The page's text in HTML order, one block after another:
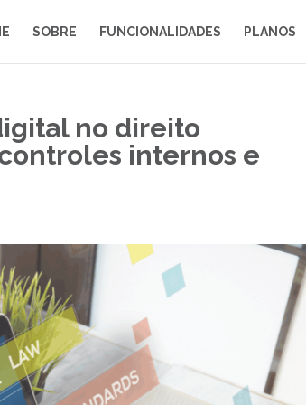
SOBRE FUNCIONALIDADES PLANOS
no direito
internos e